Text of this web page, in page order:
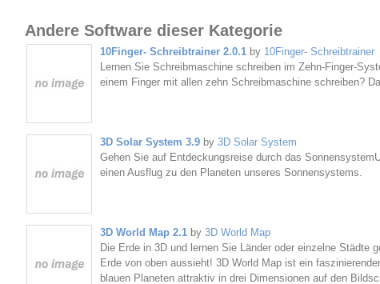
Andere Software dieser Kategorie
10Finger- Schreibtrainer 2.0.1by 10Finger- Schreibtrainer
Lernen Sie Schreibmaschine schreiben im Zehn-Finger-
einem Finger mit allen zehn Schreibmaschine schreiben?
3D Solar System 3.9by 3D Solar System
Gehen Sie auf Entdeckungsreise durch das
einen Ausflug zu den Planeten unseres Sonnensystems.
3D World Map 2.1by 3D World Map
Die Erde in 3D und lernen Sie Länder oder einzelne Städte
Erde von oben aussieht! 3D World Map ist ein
blauen Planeten attraktiv in drei Dimensionen auf den